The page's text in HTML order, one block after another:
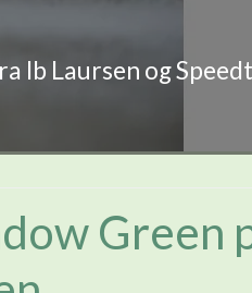
Ib Laursen og
Green